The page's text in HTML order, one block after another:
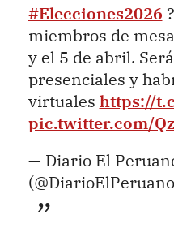
#Elecciones2026
miembros de
y el 5 de abril.
presenciales y
virtuales https://
pic.twitter.com/
— Diario El